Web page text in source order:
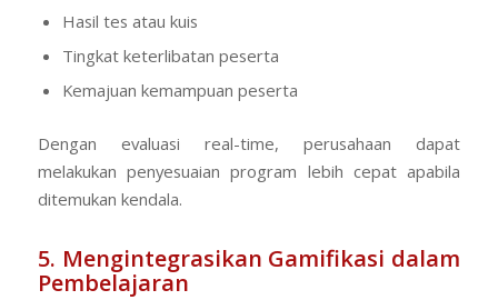
Hasil tes atau kuis
Tingkat keterlibatan peserta
Kemajuan kemampuan peserta
Dengan evaluasi real-time, perusahaan dapat
melakukan penyesuaian program lebih cepat apabila
ditemukan kendala.
5. Mengintegrasikan Gamifikasi dalam
Pembelajaran